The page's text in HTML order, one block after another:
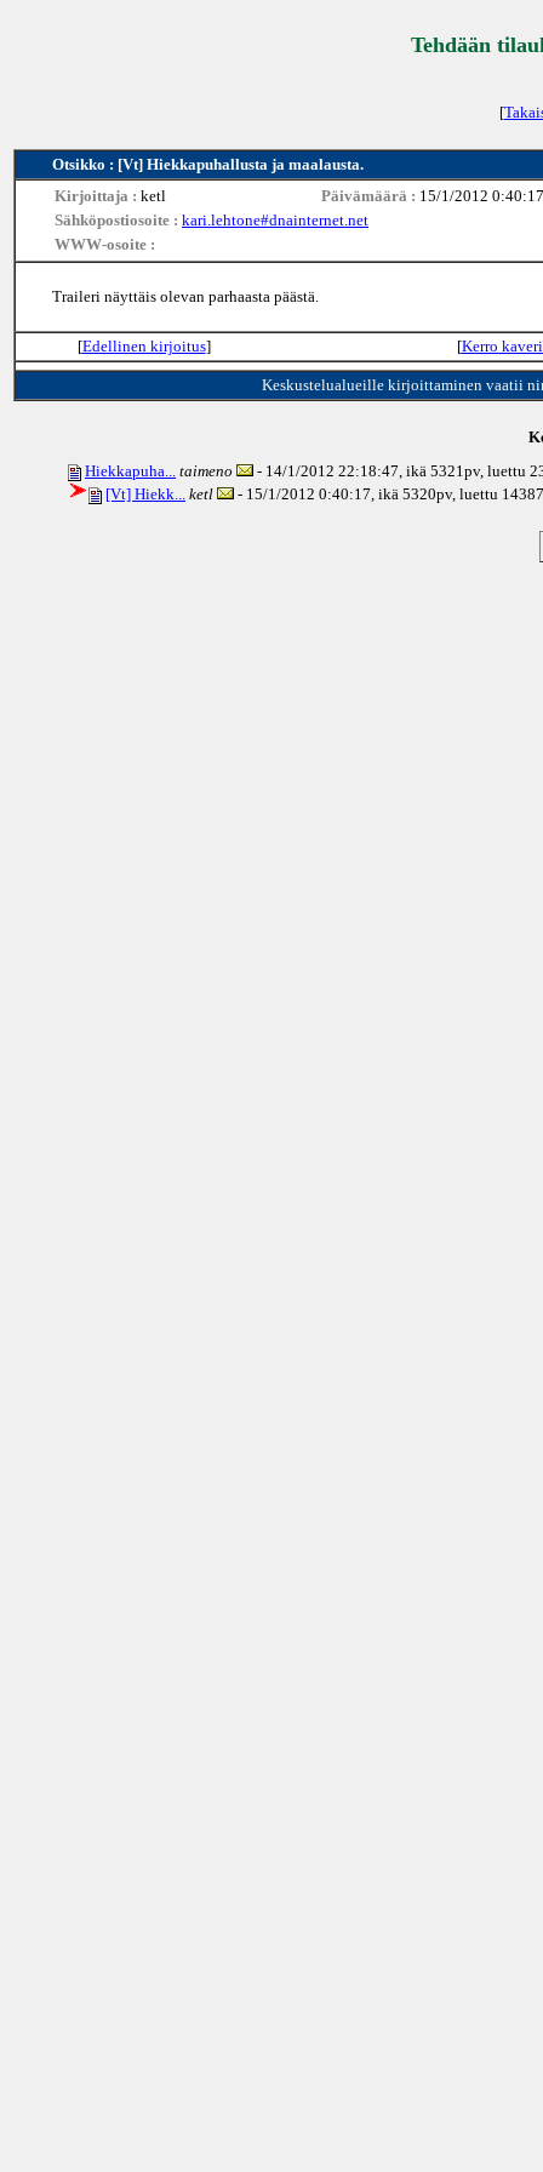
Tehdään
[
Otsikko : [Vt] Hiekkapuhallusta ja maalausta.
Kirjoittaja : ketl Päivämäärä : 15/1/2012 0:40:17
Sähköpostiosoite : kari.lehtone#dnainternet.net
WWW-osoite :
Traileri näyttäis olevan parhaasta päästä.
[Edellinen kirjoitus] [Kerro
Keskustelualueille kirjoittaminen vaatii
Hiekkapuha... taimeno - 14/1/2012 22:18:47, ikä 5321pv, luettu
[Vt] Hiekk... ketl - 15/1/2012 0:40:17, ikä 5320pv, luettu 14387